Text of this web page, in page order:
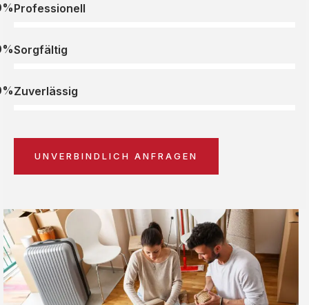
Professionell
Sorgfältig
Zuverlässig
UNVERBINDLICH ANFRAGEN